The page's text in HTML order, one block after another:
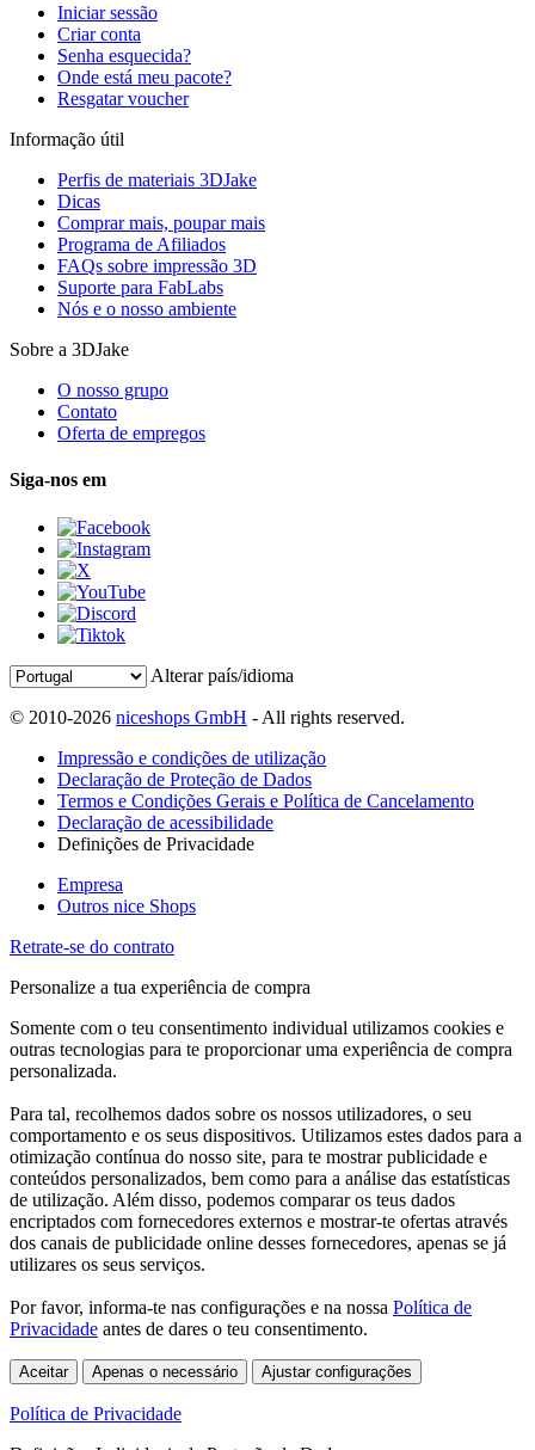
Iniciar sessão
Criar conta
Senha esquecida?
Onde está meu pacote?
Resgatar voucher
Informação útil
Perfis de materiais 3DJake
Dicas
Comprar mais, poupar mais
Programa de Afiliados
FAQs sobre impressão 3D
Suporte para FabLabs
Nós e o nosso ambiente
Sobre a 3DJake
O nosso grupo
Contato
Oferta de empregos
Siga-nos em
Alterar país/idioma
© 2010-2026 niceshops GmbH - All rights reserved.
Impressão e condições de utilização
Declaração de Proteção de Dados
Termos e Condições Gerais e Política de Cancelamento
Declaração de acessibilidade
Definições de Privacidade
Empresa
Outros nice Shops
Retrate-se do contrato
Personalize a tua experiência de compra
Somente com o teu consentimento individual utilizamos cookies e
outras tecnologias para te proporcionar uma experiência de compra
personalizada.
Para tal, recolhemos dados sobre os nossos utilizadores, o seu
comportamento e os seus dispositivos. Utilizamos estes dados para a
otimização contínua do nosso site, para te mostrar publicidade e
conteúdos personalizados, bem como para a análise das estatísticas
de utilização. Além disso, podemos comparar os teus dados
encriptados com fornecedores externos e mostrar-te ofertas através
dos canais de publicidade online desses fornecedores, apenas se já
utilizares os seus serviços.
Por favor, informa-te nas configurações e na nossa Política de
Privacidade antes de dares o teu consentimento.
Aceitar Apenas o necessário Ajustar configurações
Política de Privacidade